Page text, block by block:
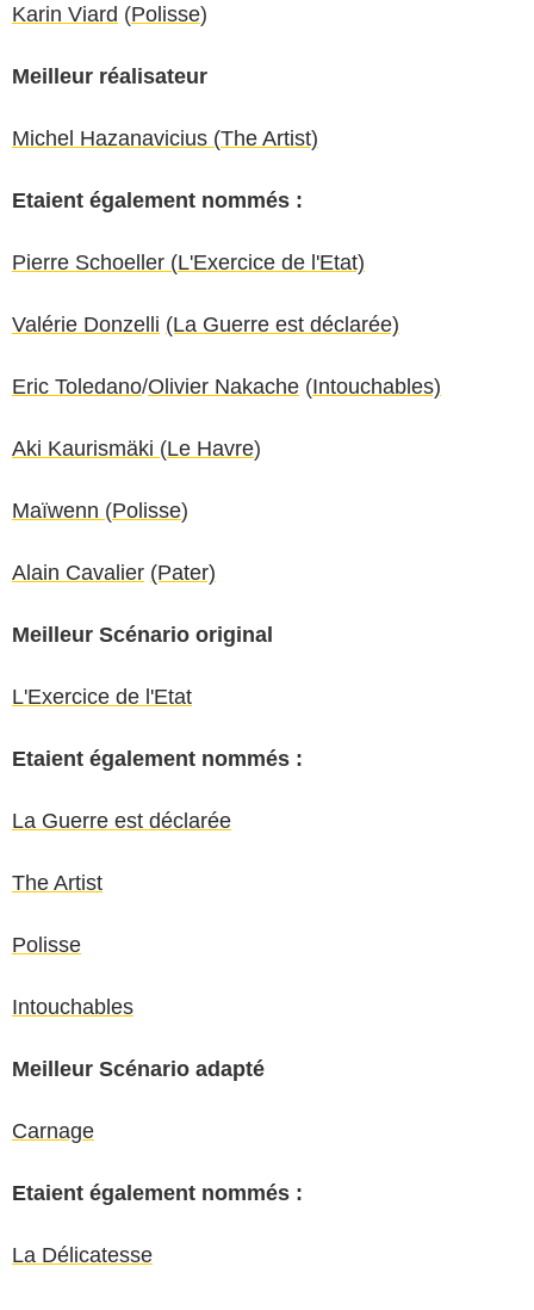
Karin Viard (Polisse)
Meilleur réalisateur
Michel Hazanavicius (The Artist)
Etaient également nommés :
Pierre Schoeller (L'Exercice de l'Etat)
Valérie Donzelli (La Guerre est déclarée)
Eric Toledano/Olivier Nakache (Intouchables)
Aki Kaurismäki (Le Havre)
Maïwenn (Polisse)
Alain Cavalier (Pater)
Meilleur Scénario original
L'Exercice de l'Etat
Etaient également nommés :
La Guerre est déclarée
The Artist
Polisse
Intouchables
Meilleur Scénario adapté
Carnage
Etaient également nommés :
La Délicatesse